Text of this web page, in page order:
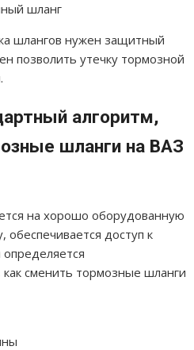
шланг
шлангов нужен защитный
позволить утечку тормозной
алгоритм,
шланги на ВАЗ
на хорошо оборудованную
доступ к
как сменить тормозные шланги